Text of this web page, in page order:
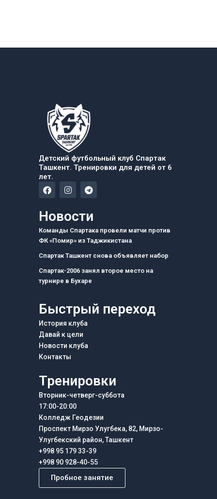
Детский футбольный клуб Спартак
Ташкент. Тренировки для детей от 6
лет.
F
a
e
b
o
k
I
n
a
g
r
a
m
T
e
g
a
m
Новости
Команды Спартака провели матчи против
ФК «Помир» из Таджикистана
Спартак Ташкент снова объявляет набор
Спартак-2006 занял второе место на
турнире в Бухаре
Быстрый переход
История клуба
Давай к цели
Новости клуба
Контакты
Тренировки
Вторник-четверг-суббота
17:00-20:00
Колледж Геодезии
Проспект Мирзо Улугбека, 82, Мирзо-
Улугбекский район, Ташкент
+998 95 179 33-39
+998 90 928-40-55
Пробное занятие